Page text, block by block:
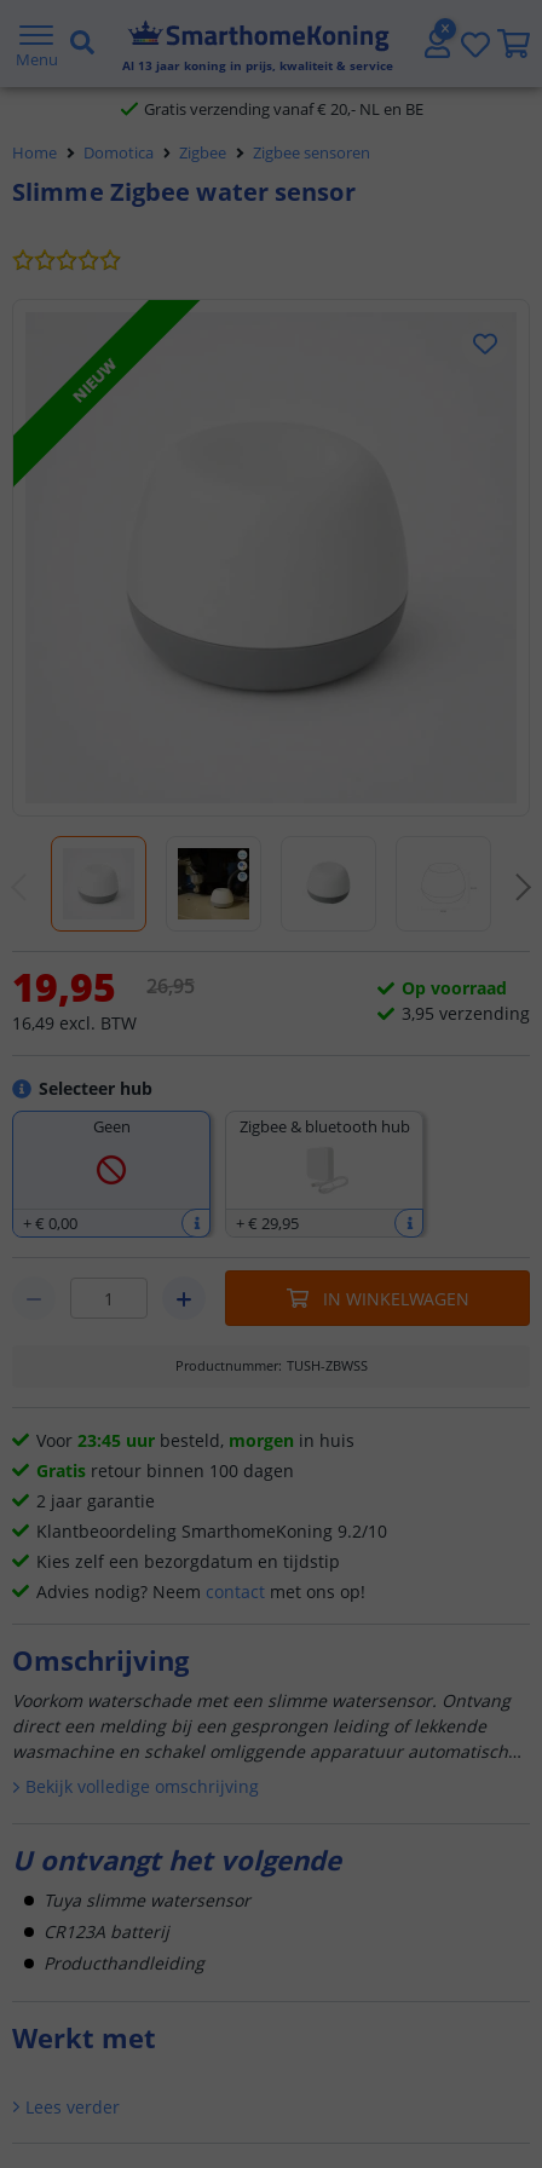
Menu Al 13 jaar koning in prijs, kwaliteit & service
2 jaar garantie
Gratis verzending vanaf € 20,- NL en BE
Klantbeoordeling 9.1
Home Domotica Zigbee Zigbee sensoren
Slimme Zigbee water sensor
NIEUW
Selecteer hub
Geen
+€ 0,00
Zigbee & bluetooth hub
+€ 29,95
19,95
16,49 excl. BTW
26,95
Op voorraad
3,95 verzending
IN WINKELWAGEN
Productnummer: TUSH-ZBWSS
Voor 23:45 uur besteld, morgen in huis
Gratis retour binnen 100 dagen
2 jaar garantie
Klantbeoordeling SmarthomeKoning 9.2/10
Kies zelf een bezorgdatum en tijdstip
Advies nodig? Neem contact met ons op!
Omschrijving
Voorkom waterschade met een slimme watersensor. Ontvang
direct een melding bij een gesprongen leiding of lekkende
wasmachine en schakel omliggende apparatuur automatisch
uit. Eenvoudig in te stellen ...
Bekijk volledige omschrijving
U ontvangt het volgende
Tuya slimme watersensor
CR123A batterij
Producthandleiding
Werkt met
Lees verder